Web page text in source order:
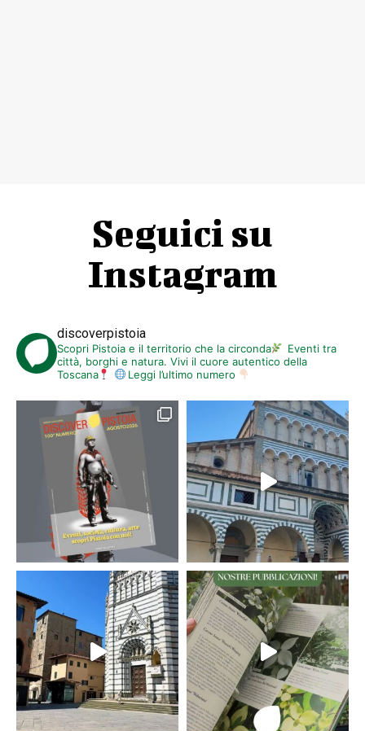
Seguici su
Instagram
discoverpistoia
Scopri Pistoia e il territorio che la circonda
Eventi tra
città, borghi e natura. Vivi il cuore autentico della
Toscana
Leggi l’ultimo numero